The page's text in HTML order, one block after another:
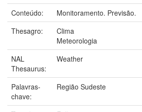
Conteúdo:
Monitoramento. Previsão.
Thesagro:
Clima
Meteorologia
NAL
Thesaurus:
Weather
Palavras-
chave:
Região Sudeste